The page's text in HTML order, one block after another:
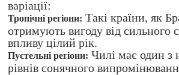
варіації:
Тропічні регіони: Такі країни, як
отримують вигоду від сильного
впливу цілий рік.
Пустельні регіони: Чилі має один з
рівнів сонячного